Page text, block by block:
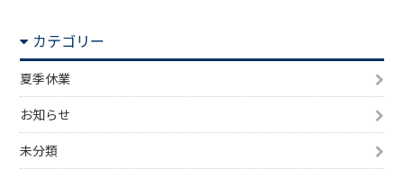
カテゴリー
夏季休業
お知らせ
未分類